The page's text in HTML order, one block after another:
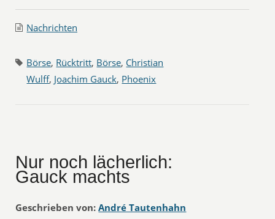
Nachrichten
Börse, Rücktritt, Börse, Christian
Wulff, Joachim Gauck, Phoenix
Nur noch lächerlich:
Gauck machts
Geschrieben von: André Tautenhahn